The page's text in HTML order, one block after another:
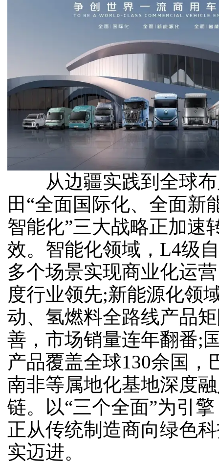
从边疆实践到全球布
田“全面国际化、全面新
智能化”三大战略正加速
效。智能化领域，L4级
多个场景实现商业化运
度行业领先;新能源化领
动、氢燃料全路线产品
善，市场销量连年翻番;
产品覆盖全球130余国，
南非等属地化基地深度
链。以“三个全面”为引
正从传统制造商向绿色
实迈进。